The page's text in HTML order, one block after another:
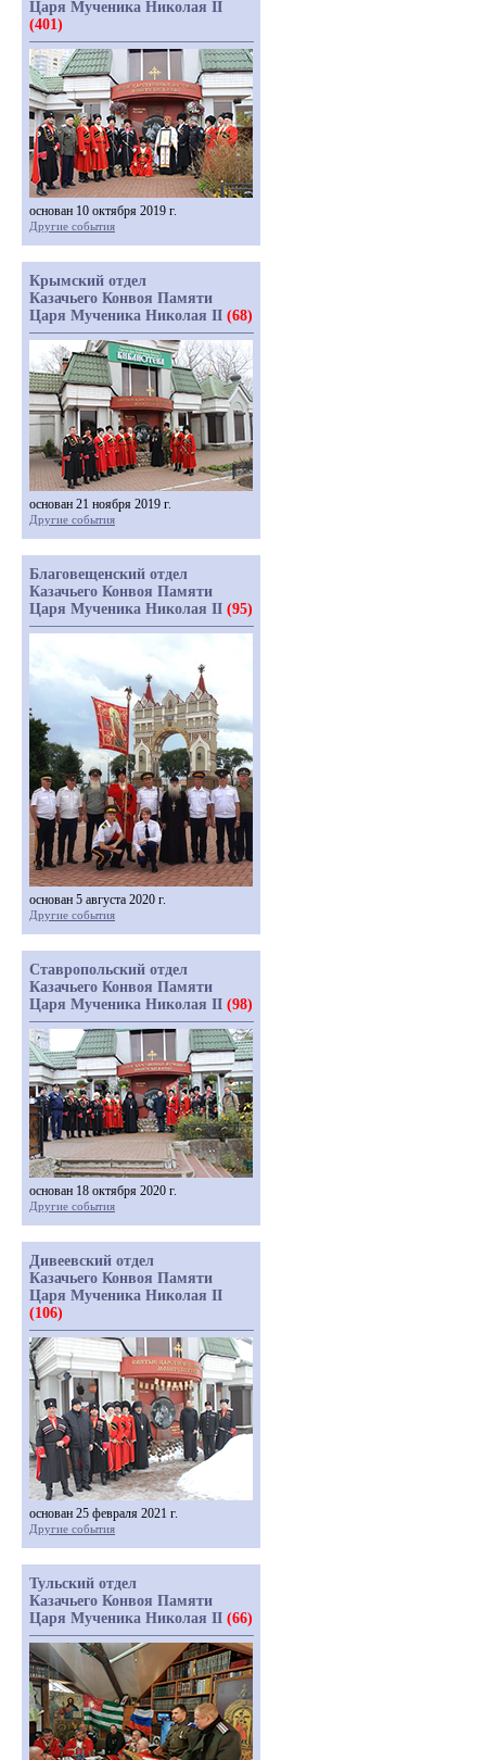
Царя Мученика Николая II
(401)
основан 10 октября 2019 г.
Другие события
Крымский отдел
Казачьего Конвоя Памяти
Царя Мученика Николая II (68)
основан 21 ноября 2019 г.
Другие события
Благовещенский отдел
Казачьего Конвоя Памяти
Царя Мученика Николая II (95)
основан 5 августа 2020 г.
Другие события
Ставропольский отдел
Казачьего Конвоя Памяти
Царя Мученика Николая II (98)
основан 18 октября 2020 г.
Другие события
Дивеевский отдел
Казачьего Конвоя Памяти
Царя Мученика Николая II
(106)
основан 25 февраля 2021 г.
Другие события
Тульский отдел
Казачьего Конвоя Памяти
Царя Мученика Николая II (66)